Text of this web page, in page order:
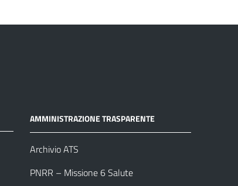
AMMINISTRAZIONE TRASPARENTE
Archivio ATS
PNRR – Missione 6 Salute